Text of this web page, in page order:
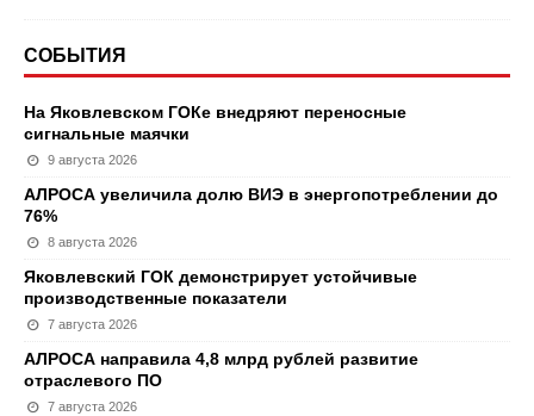
СОБЫТИЯ
На Яковлевском ГОКе внедряют переносные
сигнальные маячки
9 августа 2026
АЛРОСА увеличила долю ВИЭ в энергопотреблении до
76%
8 августа 2026
Яковлевский ГОК демонстрирует устойчивые
производственные показатели
7 августа 2026
АЛРОСА направила 4,8 млрд рублей развитие
отраслевого ПО
7 августа 2026